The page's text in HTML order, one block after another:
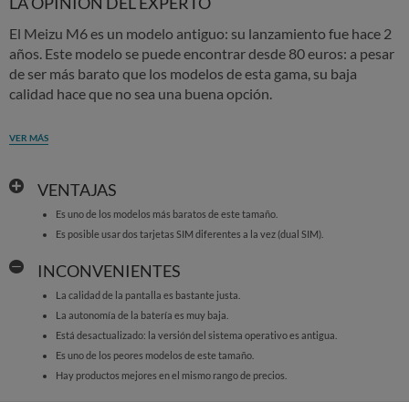
El Meizu M6 es un modelo antiguo: su lanzamiento fue hace 2
años. Este modelo se puede encontrar desde 80 euros: a pesar
de ser más barato que los modelos de esta gama, su baja
calidad hace que no sea una buena opción.
VER MÁS
VENTAJAS
Es uno de los modelos más baratos de este tamaño.
Es posible usar dos tarjetas SIM diferentes a la vez (dual SIM).
INCONVENIENTES
La calidad de la pantalla es bastante justa.
La autonomía de la batería es muy baja.
Está desactualizado: la versión del sistema operativo es antigua.
Es uno de los peores modelos de este tamaño.
Hay productos mejores en el mismo rango de precios.